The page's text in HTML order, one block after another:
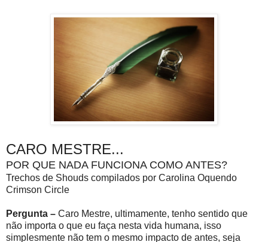
CARO MESTRE...
POR QUE NADA FUNCIONA COMO ANTES?
Trechos de Shouds compilados por Carolina Oquendo
Crimson Circle
Pergunta – Caro Mestre, ultimamente, tenho sentido que
não importa o que eu faça nesta vida humana, isso
simplesmente não tem o mesmo impacto de antes, seja